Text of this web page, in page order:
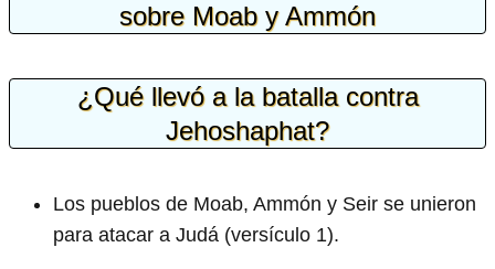
sobre Moab y Ammón
¿Qué llevó a la batalla contra
Jehoshaphat?
Los pueblos de Moab, Ammón y Seir se unieron
para atacar a Judá (versículo 1).